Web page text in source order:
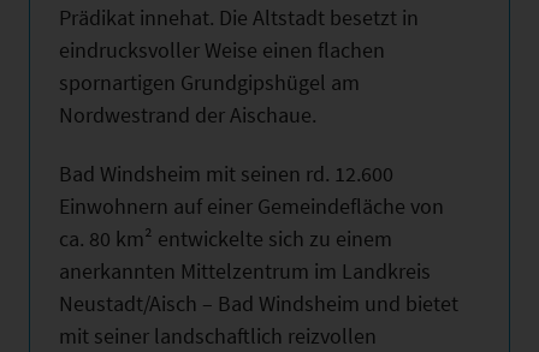
Prädikat innehat. Die Altstadt besetzt in
eindrucksvoller Weise einen flachen
spornartigen Grundgipshügel am
Nordwestrand der Aischaue.
Bad Windsheim mit seinen rd. 12.600
Einwohnern auf einer Gemeindefläche von
ca. 80 km² entwickelte sich zu einem
anerkannten Mittelzentrum im Landkreis
Neustadt/Aisch – Bad Windsheim und bietet
mit seiner landschaftlich reizvollen